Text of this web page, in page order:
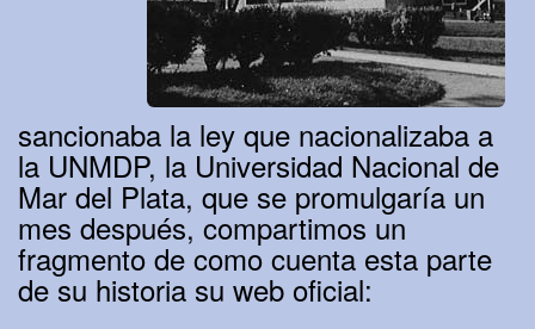
sancionaba la ley que nacionalizaba a
la UNMDP, la Universidad Nacional de
Mar del Plata, que se promulgaría un
mes después, compartimos un
fragmento de como cuenta esta parte
de su historia su web oficial: